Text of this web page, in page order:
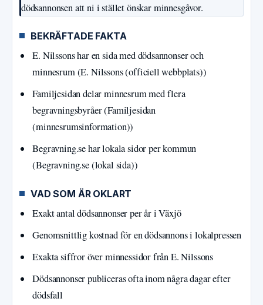
dödsannonsen att ni i stället önskar minnesgåvor.
BEKRÄFTADE FAKTA
E. Nilssons har en sida med dödsannonser och
minnesrum (E. Nilssons (officiell webbplats))
Familjesidan delar minnesrum med flera
begravningsbyråer (Familjesidan
(minnesrumsinformation))
Begravning.se har lokala sidor per kommun
(Begravning.se (lokal sida))
VAD SOM ÄR OKLART
Exakt antal dödsannonser per år i Växjö
Genomsnittlig kostnad för en dödsannons i lokalpressen
Exakta siffror över minnessidor från E. Nilssons
Dödsannonser publiceras ofta inom några dagar efter
dödsfall